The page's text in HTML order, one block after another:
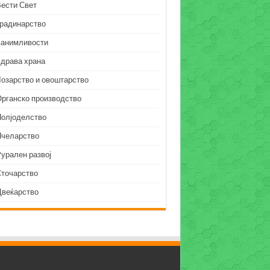
Свет
храна
и овоштарство
производство
развој